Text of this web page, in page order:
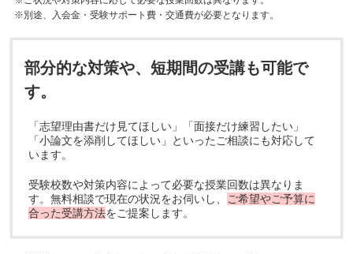
※別途、入会金・受験サポート費・交通費が必要となります。
部分的な対策や、短期間の受講も可能で
す。
「志望理由書だけ見てほしい」「面接だけ練習したい」
「小論文を添削してほしい」といったご相談にも対応して
います。
受験校数や対策内容によって必要な授業回数は異なりま
す。無料相談で現在の状況をお伺いし、 ご希望やご予算に
合った受講方法をご提案します。